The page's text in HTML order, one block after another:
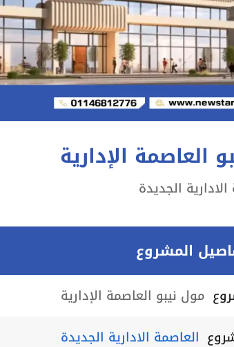
العاصمة الإدارية
الجديدة
المشروع
مول نيبو العاصمة الإدارية
العاصمة الادارية الجديدة